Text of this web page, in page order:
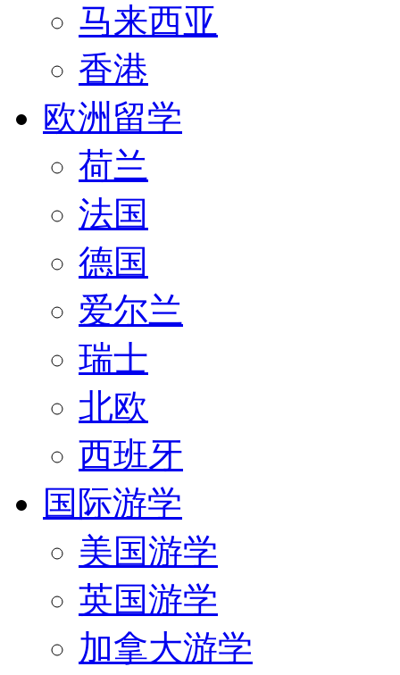
马来西亚
香港
欧洲留学
荷兰
法国
德国
爱尔兰
瑞士
北欧
西班牙
国际游学
美国游学
英国游学
加拿大游学